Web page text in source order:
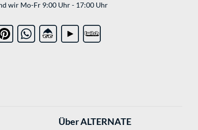
wir Mo-Fr 9:00 Uhr - 17:00 Uhr
Über ALTERNATE